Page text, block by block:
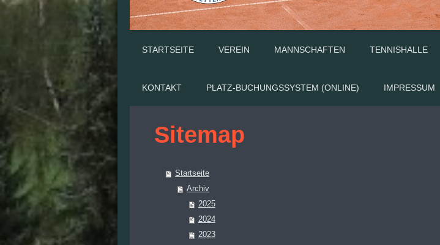
STARTSEITE VEREIN MANNSCHAFTEN TENNISHALLE
KONTAKT PLATZ-BUCHUNGSSYSTEM (ONLINE) IMPRESSUM
Sitemap
Startseite
Archiv
2025
2024
2023